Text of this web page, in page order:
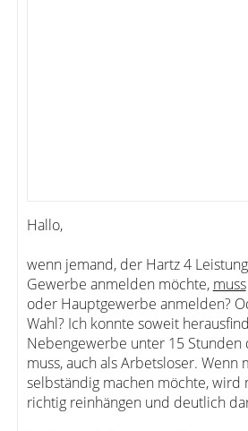
Hallo,
wenn jemand, der Hartz 4
Gewerbe anmelden möchte, muss
oder Hauptgewerbe anmelden?
Wahl? Ich konnte soweit
Nebengewerbe unter 15
muss, auch als Arbetsloser. Wenn
selbständig machen möchte, wird
richtig reinhängen und deutlich